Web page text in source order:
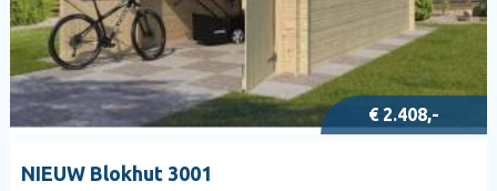
€ 2.408,-
NIEUW Blokhut 3001